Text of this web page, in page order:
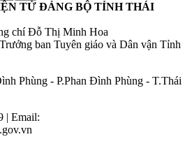
TỬ ĐẢNG BỘ TỈNH THÁI
chí Đỗ Thị Minh Hoa
ban Tuyên giáo và Dân vận Tỉnh
Phùng - P.Phan Đình Phùng - T.Thái
| Email: